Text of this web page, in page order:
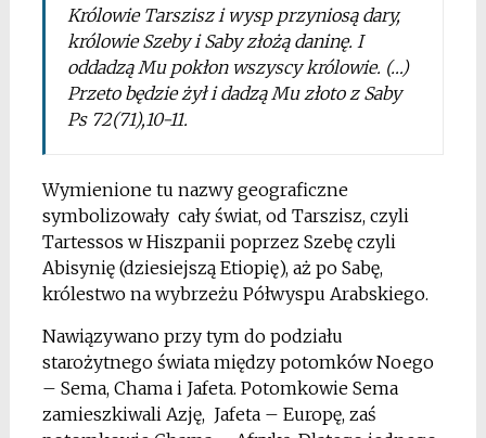
Królowie Tarszisz i wysp przyniosą dary,
królowie Szeby i Saby złożą daninę. I
oddadzą Mu pokłon wszyscy królowie. (…)
Przeto będzie żył i dadzą Mu złoto z Saby
Ps 72(71),10-11.
Wymienione tu nazwy geograficzne
symbolizowały cały świat, od Tarszisz, czyli
Tartessos w Hiszpanii poprzez Szebę czyli
Abisynię (dziesiejszą Etiopię), aż po Sabę,
królestwo na wybrzeżu Półwyspu Arabskiego.
Nawiązywano przy tym do podziału
starożytnego świata między potomków Noego
– Sema, Chama i Jafeta. Potomkowie Sema
zamieszkiwali Azję, Jafeta – Europę, zaś